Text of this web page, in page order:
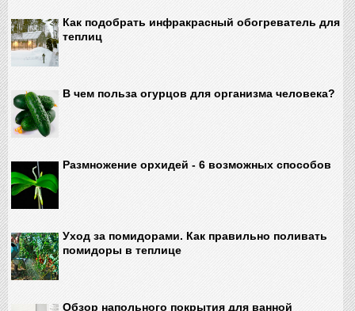
Как подобрать инфракрасный обогреватель для
теплиц
В чем польза огурцов для организма человека?
Размножение орхидей - 6 возможных способов
Уход за помидорами. Как правильно поливать
помидоры в теплице
Обзор напольного покрытия для ванной